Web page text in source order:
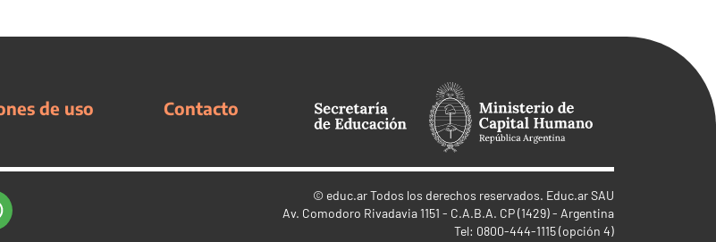
de uso Contacto
© educ.arTodos los derechos reservados. Educ.ar SAU
Av. Comodoro Rivadavia 1151 - C.A.B.A. CP (1429) - Argentina
Tel: 0800-444-1115 (opción 4)